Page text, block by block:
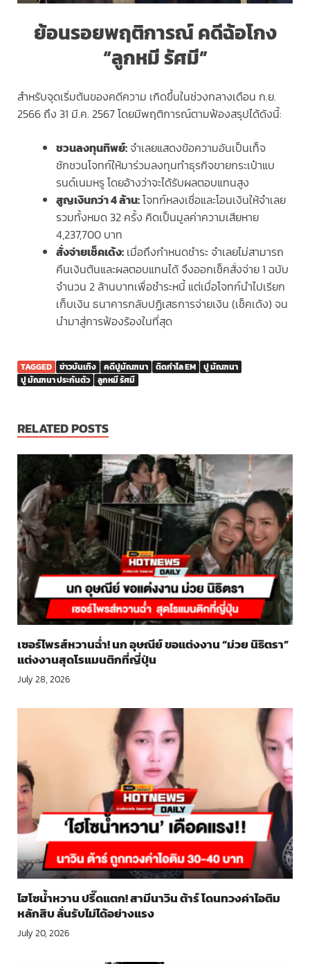
ย้อนรอยพฤติการณ์ คดีฉ้อโกง
“ลูกหมี รัศมี”
สำหรับจุดเริ่มต้นของคดีความ เกิดขึ้นในช่วงกลางเดือน ก.ย.
2566 ถึง 31 มี.ค. 2567 โดยมีพฤติการณ์ตามฟ้องสรุปได้ดังนี้:
ชวนลงทุนทิพย์:จำเลยแสดงข้อความอันเป็นเท็จ
ชักชวนโจทก์ให้มาร่วมลงทุนทำธุรกิจขายกระเป๋าแบ
รนด์เนมหรู โดยอ้างว่าจะได้รับผลตอบแทนสูง
สูญเงินกว่า 4 ล้าน:โจทก์หลงเชื่อและโอนเงินให้จำเลย
รวมทั้งหมด 32 ครั้ง คิดเป็นมูลค่าความเสียหาย
4,237,700 บาท
สั่งจ่ายเช็คเด้ง: เมื่อถึงกำหนดชำระ จำเลยไม่สามารถ
คืนเงินต้นและผลตอบแทนได้ จึงออกเช็คสั่งจ่าย 1 ฉบับ
จำนวน 2 ล้านบาทเพื่อชำระหนี้ แต่เมื่อโจทก์นำไปเรียก
เก็บเงิน ธนาคารกลับปฏิเสธการจ่ายเงิน (เช็คเด้ง) จน
นำมาสู่การฟ้องร้องในที่สุด
TAGGED ข่าวบันเทิง คดีปูมัณฑนา ติดกำไล EM
ปู มัณฑนา
ปู มัณฑนา ประกันตัว
ลูกหมี รัศมี
RELATED POSTS
เซอร์ไพรส์หวานฉ่ำ! นก อุษณีย์ ขอแต่งงาน “ม่วย นิธิตรา”
แต่งงานสุดโรแมนติกที่ญี่ปุ่น
July 28, 2026
ไฮโซน้ำหวาน ปรี๊ดแตก! สามีนาวิน ต้าร์ โดนทวงค่าไอติม
หลักสิบ ลั่นรับไม่ได้อย่างแรง
July 20, 2026